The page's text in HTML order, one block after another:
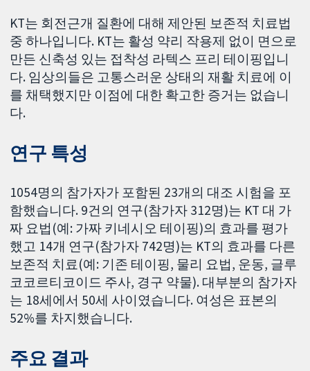
KT는 회전근개 질환에 대해 제안된 보존적 치료법
중 하나입니다. KT는 활성 약리 작용제 없이 면으로
만든 신축성 있는 접착성 라텍스 프리 테이핑입니
다. 임상의들은 고통스러운 상태의 재활 치료에 이
를 채택했지만 이점에 대한 확고한 증거는 없습니
다.
연구 특성
1054명의 참가자가 포함된 23개의 대조 시험을 포
함했습니다. 9건의 연구(참가자 312명)는 KT 대 가
짜 요법(예: 가짜 키네시오 테이핑)의 효과를 평가
했고 14개 연구(참가자 742명)는 KT의 효과를 다른
보존적 치료(예: 기존 테이핑, 물리 요법, 운동, 글루
코코르티코이드 주사, 경구 약물). 대부분의 참가자
는 18세에서 50세 사이였습니다. 여성은 표본의
52%를 차지했습니다.
주요 결과